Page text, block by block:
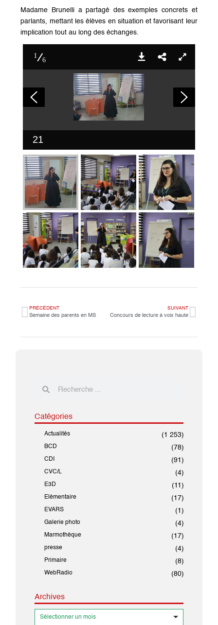
Madame Brunelli a partagé desexemples concrets et
parlants, mettant les élèves en situation et favorisant leur
implication tout au long des échanges.
1
6
21
PRÉCÉDENT
Semaine des parents en MS
SUIVANT
Concours de lecture à voix haute
Catégories
Actualités (1 253)
BCD (78)
CDI (91)
CVC/L (4)
E3D (11)
Elémentaire (17)
EVARS (1)
Galerie photo (4)
Marmothèque (17)
presse (4)
Primaire (8)
WebRadio (80)
Archives